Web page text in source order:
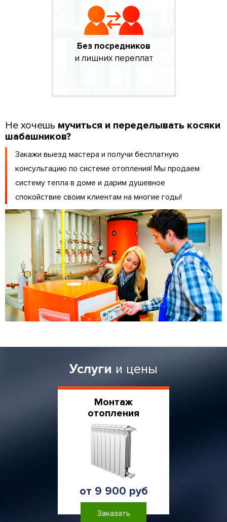
Без посредников
и лишних переплат
Не хочешь мучиться и переделывать косяки
шабашников?
Закажи выезд мастера и получи бесплатную
консультацию по системе отопления! Мы продаем
систему тепла в доме и дарим душевное
спокойствие своим клиентам на многие годы!
Услуги и цены
Монтаж
отопления
от 9 900 руб
Заказать